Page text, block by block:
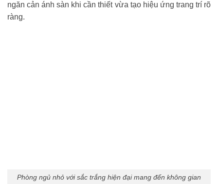
ngăn cản ánh sàn khi cần thiết vừa tạo hiệu ứng trang trí rõ
ràng.
Phòng ngủ nhỏ với sắc trắng hiện đại mang đến không gian